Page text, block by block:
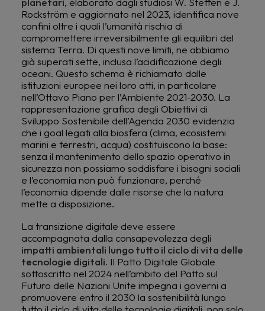
Rockström e aggiornato nel 2023, identifica nove
confini oltre i quali l’umanità rischia di
compromettere irreversibilmente gli equilibri del
sistema Terra. Di questi nove limiti, ne abbiamo
già superati sette, inclusa l’acidificazione degli
oceani. Questo schema è richiamato dalle
istituzioni europee nei loro atti, in particolare
nell’Ottavo Piano per l’Ambiente 2021-2030. La
rappresentazione grafica degli Obiettivi di
Sviluppo Sostenibile dell’Agenda 2030 evidenzia
che i goal legati alla biosfera (clima, ecosistemi
marini e terrestri, acqua) costituiscono la base:
senza il mantenimento dello spazio operativo in
sicurezza non possiamo soddisfare i bisogni sociali
e l’economia non può funzionare, perché
l’economia dipende dalle risorse che la natura
mette a disposizione.​
La transizione digitale deve essere
accompagnata dalla consapevolezza degli
impatti ambientali lungo tutto il ciclo di vita delle
tecnologie digitali. Il Patto Digitale Globale
sottoscritto nel 2024 nell’ambito del Patto sul
Futuro delle Nazioni Unite impegna i governi a
promuovere entro il 2030 la sostenibilità lungo